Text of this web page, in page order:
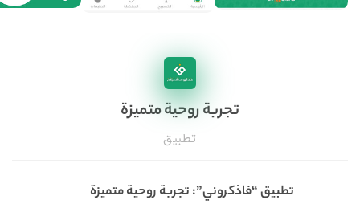
تجربة روحية متميزة
تطبيق
تطبيق “فاذكروني”: تجربة روحية متميزة